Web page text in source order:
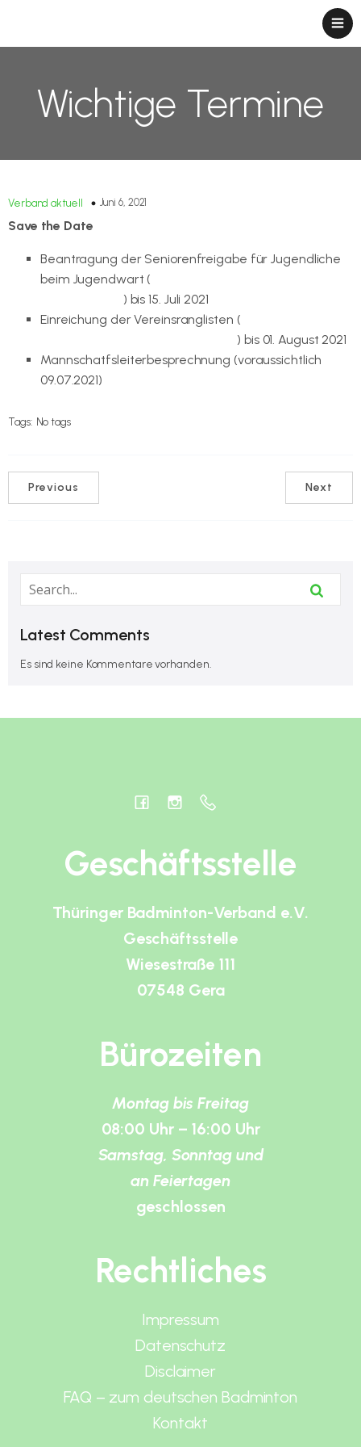
Wichtige Termine
Verband aktuell Juni 6, 2021
Save the Date
Beantragung der Seniorenfreigabe für Jugendliche
beim Jugendwart (
) bis 15. Juli 2021
Einreichung der Vereinsranglisten (
) bis 01. August 2021
Mannschatfsleiterbesprechnung (voraussichtlich
09.07.2021)
Tags: No tags
Previous Next
Latest Comments
Es sind keine Kommentare vorhanden.
Geschäftsstelle
Thüringer Badminton-Verband e.V.
Geschäftsstelle
Wiesestraße 111
07548 Gera
Bürozeiten
Montag bis Freitag
08:00 Uhr – 16:00 Uhr
Samstag, Sonntag und
an Feiertagen
geschlossen
Rechtliches
Impressum
Datenschutz
Disclaimer
FAQ – zum deutschen Badminton
Kontakt